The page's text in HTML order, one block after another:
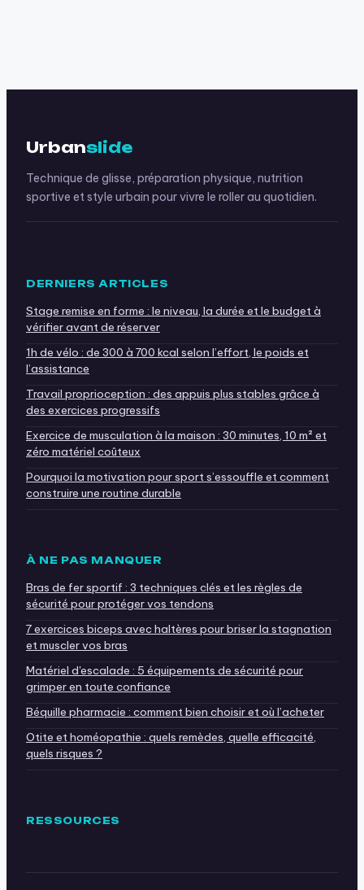
tous les niveaux
Urbanslide
Technique de glisse, préparation physique, nutrition
sportive et style urbain pour vivre le roller au quotidien.
DERNIERS ARTICLES
Stage remise en forme : le niveau, la durée et le budget à
vérifier avant de réserver
1h de vélo : de 300 à 700 kcal selon l’effort, le poids et
l’assistance
Travail proprioception : des appuis plus stables grâce à
des exercices progressifs
Exercice de musculation à la maison : 30 minutes, 10 m² et
zéro matériel coûteux
Pourquoi la motivation pour sport s’essouffle et comment
construire une routine durable
À NE PAS MANQUER
Bras de fer sportif : 3 techniques clés et les règles de
sécurité pour protéger vos tendons
7 exercices biceps avec haltères pour briser la stagnation
et muscler vos bras
Matériel d'escalade : 5 équipements de sécurité pour
grimper en toute confiance
Béquille pharmacie : comment bien choisir et où l’acheter
Otite et homéopathie : quels remèdes, quelle efficacité,
quels risques ?
RESSOURCES